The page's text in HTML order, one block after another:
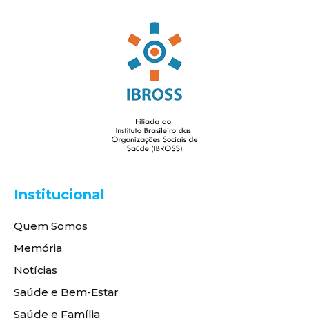
Institucional
Quem Somos
Memória
Notícias
Saúde e Bem-Estar
Saúde e Família